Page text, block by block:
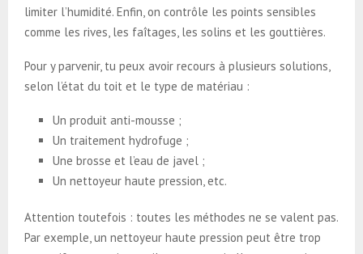
limiter l’humidité. Enfin, on contrôle les points sensibles
comme les rives, les faîtages, les solins et les gouttières.
Pour y parvenir, tu peux avoir recours à plusieurs solutions,
selon l’état du toit et le type de matériau :
Un produit anti-mousse ;
Un traitement hydrofuge ;
Une brosse et l’eau de javel ;
Un nettoyeur haute pression, etc.
Attention toutefois : toutes les méthodes ne se valent pas.
Par exemple, un nettoyeur haute pression peut être trop